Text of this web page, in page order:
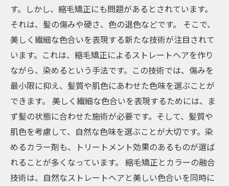
す。しかし、縮毛矯正にも問題があるとされています。
それは、髪の傷みや硬さ、色の退色などです。 そこで、
美しく繊細な色合いを表現する新たな技術が注目されて
います。これは、縮毛矯正によるストレートヘアを作り
ながら、染めるという手法です。この技術では、傷みを
最小限に抑え、髪質や肌色にあわせた色味を選ぶことが
できます。 美しく繊細な色合いを表現するためには、ま
ず髪の状態に合わせた施術が必要です。そして、髪質や
肌色を考慮して、自然な色味を選ぶことが大切です。染
めるカラー剤も、トリートメント効果のあるものが選ば
れることが多くなっています。 縮毛矯正とカラーの融合
技術は、自然なストレートヘアと美しい色合いを同時に